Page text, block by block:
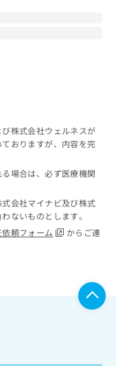
株式会社ウェルネスが
おりますが、内容を完
場合は、必ず医療機関
会社マイナビ及び株式
ないものとします。
頼フォーム
からご連